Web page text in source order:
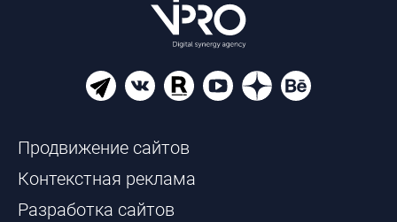
Продвижение сайтов
Контекстная реклама
Разработка сайтов